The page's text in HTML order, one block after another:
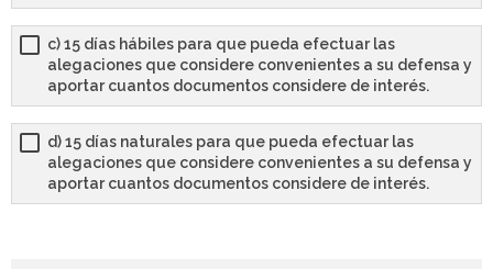
c) 15 días hábiles para que pueda efectuar las
alegaciones que considere convenientes a su defensa y
aportar cuantos documentos considere de interés.
d) 15 días naturales para que pueda efectuar las
alegaciones que considere convenientes a su defensa y
aportar cuantos documentos considere de interés.